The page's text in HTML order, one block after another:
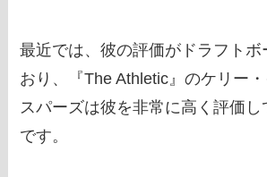
最近では、彼の評価がドラフトボ
おり、『The Athletic』のケリー・
スパーズは彼を非常に高く評価し
です。